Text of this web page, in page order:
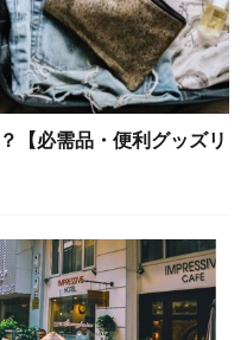
【必需品・便利グッズリ